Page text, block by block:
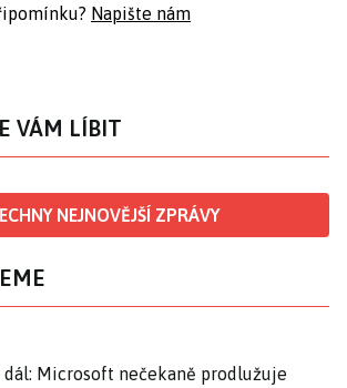
Napište nám
VÁM LÍBIT
NEJNOVĚJŠÍ ZPRÁVY
Microsoft nečekaně prodlužuje